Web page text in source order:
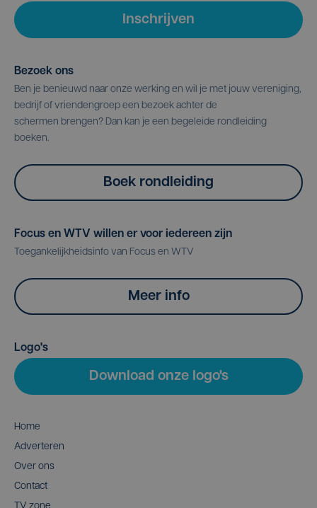
Inschrijven
Bezoek ons
Ben je benieuwd naar onze werking en wil je met jouw vereniging,
bedrijf of vriendengroep een bezoek achter de
schermen brengen? Dan kan je een begeleide rondleiding
boeken.
Boek rondleiding
Focus en WTV willen er voor iedereen zijn
Toegankelijkheidsinfo van Focus en WTV
Meer info
Logo's
Download onze logo's
Home
Adverteren
Over ons
Contact